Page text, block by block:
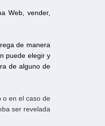
Web, vender,
de manera
puede elegir y
de alguno de
o en el caso de
ser revelada